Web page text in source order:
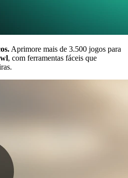
Aprimore mais de 3.500 jogos para
, com ferramentas fáceis que